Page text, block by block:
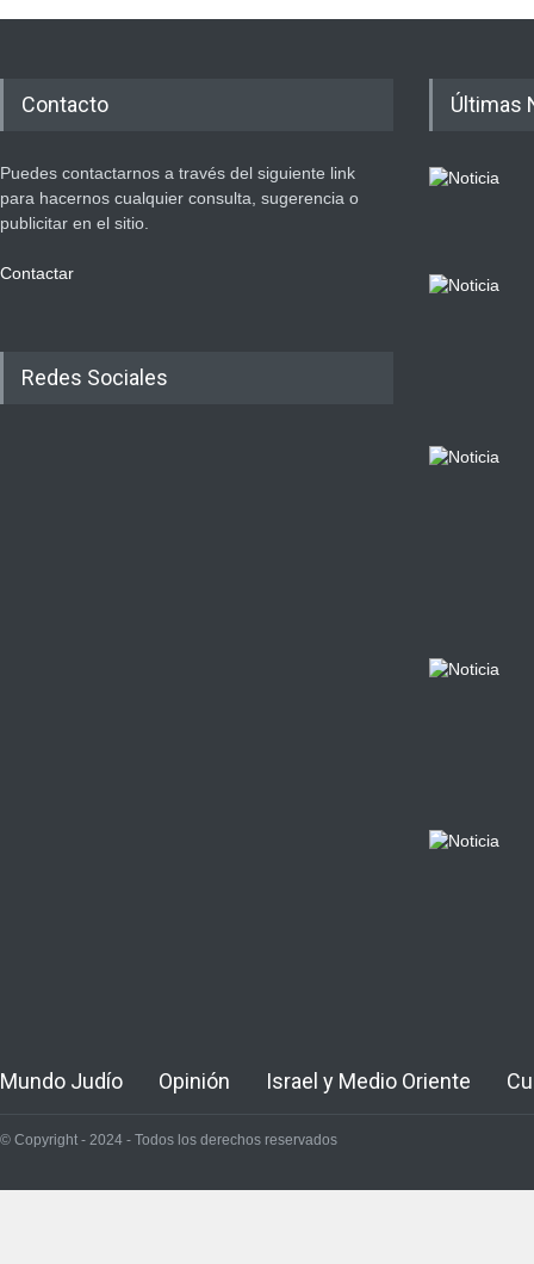
Contacto
Puedes contactarnos a través del siguiente link
para hacernos cualquier consulta, sugerencia o
publicitar en el sitio.
Contactar
Redes Sociales
Últimas
Mundo Judío Opinión Israel y Medio Oriente
© Copyright - 2024 - Todos los derechos reservados